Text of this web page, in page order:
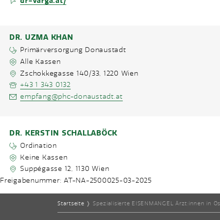
DR. UZMA KHAN
Primärversorgung Donaustadt
Alle Kassen
Zschokkegasse 140/33, 1220 Wien
+43 1 343 0132
empfang@phc-donaustadt.at
DR. KERSTIN SCHALLABÖCK
Ordination
Keine Kassen
Suppégasse 12, 1130 Wien
+43 6641831822
ordination@schallaboeck.at
www.schallaboeck.at/
Freigabenummer: AT-NA-2500025-03-2025
Startseite ❭ Spezialisierte EISENMANGEL Ärzt:innen in